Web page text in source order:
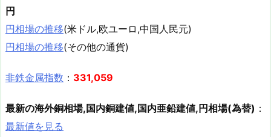
円
円相場の推移(米ドル,欧ユーロ,中国人民元)
円相場の推移(その他の通貨)
非鉄金属指数 ： 331,059
最新の海外銅相場,国内銅建値,国内亜鉛建値,円相場(為替) ：
最新値を見る